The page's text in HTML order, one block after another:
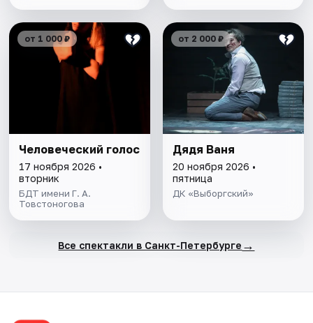
от 1 000 ₽
Человеческий голос
17 ноября 2026 •
вторник
БДТ имени Г. А.
Товстоногова
от 2 000 ₽
Дядя Ваня
20 ноября 2026 •
пятница
ДК «Выборгский»
Все спектакли в Санкт-Петербурге →